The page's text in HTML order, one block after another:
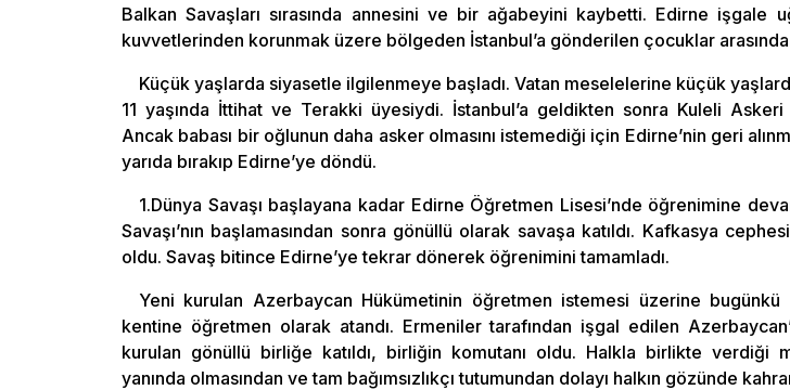
Balkan Savaşları sırasında annesini ve bir ağabeyini kaybetti. Edirne işgale
kuvvetlerinden korunmak üzere bölgeden İstanbul’a gönderilen çocuklar arasında
Küçük yaşlarda siyasetle ilgilenmeye başladı. Vatan meselelerine küçük
11 yaşında İttihat ve Terakki üyesiydi. İstanbul’a geldikten sonra Kuleli
Ancak babası bir oğlunun daha asker olmasını istemediği için Edirne’nin geri
yarıda bırakıp Edirne’ye döndü.
1.Dünya Savaşı başlayana kadar Edirne Öğretmen Lisesi’nde öğrenimine
Savaşı’nın başlamasından sonra gönüllü olarak savaşa katıldı. Kafkasya
oldu. Savaş bitince Edirne’ye tekrar dönerek öğrenimini tamamladı.
Yeni kurulan Azerbaycan Hükümetinin öğretmen istemesi üzerine bugünkü
kentine öğretmen olarak atandı. Ermeniler tarafından işgal edilen
kurulan gönüllü birliğe katıldı, birliğin komutanı oldu. Halkla birlikte verdiği
yanında olmasından ve tam bağımsızlıkçı tutumundan dolayı halkın gözünde